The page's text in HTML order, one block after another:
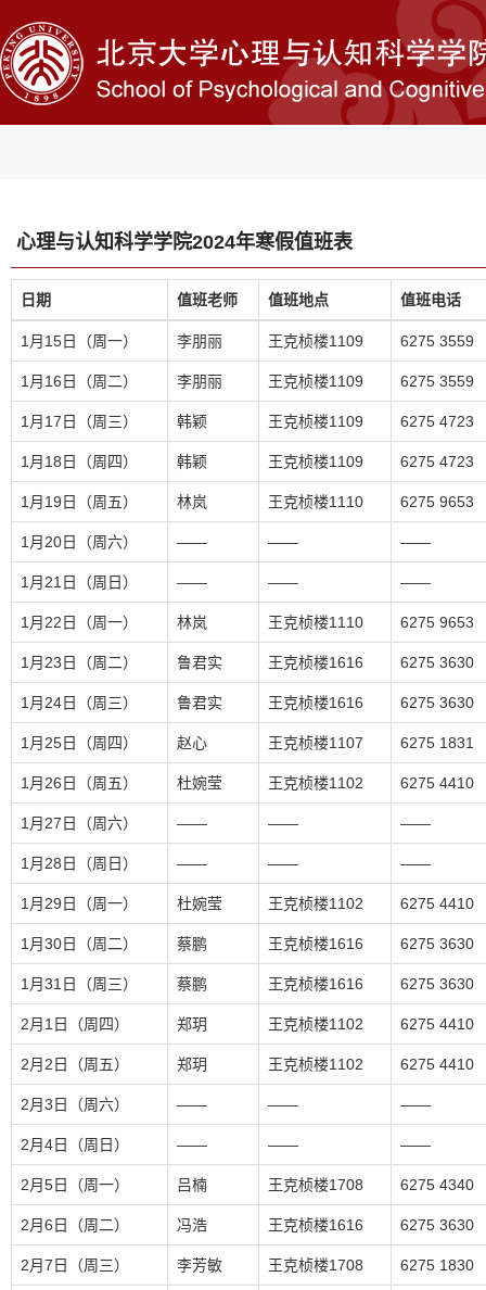
心理与认知科学学院2024年寒假值班表
日期 值班老师 值班地点 值班电话
1月15日（周一） 李朋丽 王克桢楼1109 6275 3559
1月16日（周二） 李朋丽 王克桢楼1109 6275 3559
1月17日（周三） 韩颖 王克桢楼1109 6275 4723
1月18日（周四） 韩颖 王克桢楼1109 6275 4723
1月19日（周五） 林岚 王克桢楼1110 6275 9653
1月20日（周六） —— —— ——
1月21日（周日） —— —— ——
1月22日（周一） 林岚 王克桢楼1110 6275 9653
1月23日（周二） 鲁君实 王克桢楼1616 6275 3630
1月24日（周三） 鲁君实 王克桢楼1616 6275 3630
1月25日（周四） 赵心 王克桢楼1107 6275 1831
1月26日（周五） 杜婉莹 王克桢楼1102 6275 4410
1月27日（周六） —— —— ——
1月28日（周日） —— —— ——
1月29日（周一） 杜婉莹 王克桢楼1102 6275 4410
1月30日（周二） 蔡鹏 王克桢楼1616 6275 3630
1月31日（周三） 蔡鹏 王克桢楼1616 6275 3630
2月1日（周四） 郑玥 王克桢楼1102 6275 4410
2月2日（周五） 郑玥 王克桢楼1102 6275 4410
2月3日（周六） —— —— ——
2月4日（周日） —— —— ——
2月5日（周一） 吕楠 王克桢楼1708 6275 4340
2月6日（周二） 冯浩 王克桢楼1616 6275 3630
2月7日（周三） 李芳敏 王克桢楼1708 6275 1830